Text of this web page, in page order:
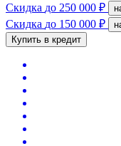
Скидка до 250 000 ₽
Скидка до 150 000 ₽
Купить в кредит